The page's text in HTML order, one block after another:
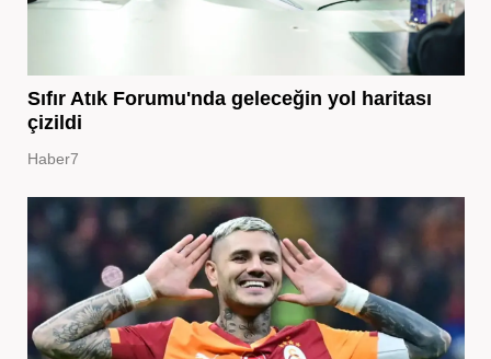
Sıfır Atık Forumu'nda geleceğin yol haritası
çizildi
Haber7